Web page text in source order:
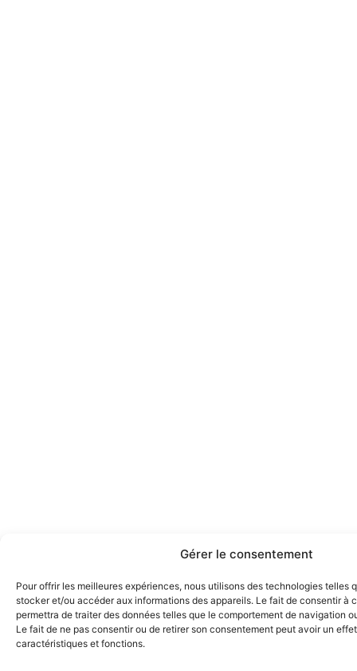
Gérer le consentement
Pour offrir les meilleures expériences, nous utilisons des technologies telles
stocker et/ou accéder aux informations des appareils. Le fait de consentir à
permettra de traiter des données telles que le comportement de navigation
Le fait de ne pas consentir ou de retirer son consentement peut avoir un
caractéristiques et fonctions.